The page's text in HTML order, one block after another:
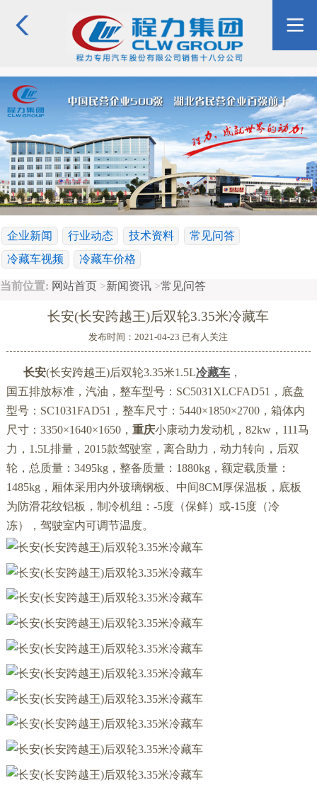
企业新闻 行业动态 技术资料
常见问答
冷藏车视频
冷藏车价格
当前位置: 网站首页 >新闻资讯 >常见问答
长安(长安跨越王)后双轮3.35米冷藏车
发布时间：2021-04-23 已有人关注
长安(长安跨越王)后双轮3.35米1.5L冷藏车，
国五排放标准，汽油，整车型号：SC5031XLCFAD51，底盘
型号：SC1031FAD51，整车尺寸：5440×1850×2700，箱体内
尺寸：3350×1640×1650， 重庆小康动力发动机，82kw，111马
力，1.5L排量，2015款驾驶室，离合助力，动力转向，后双
轮，总质量：3495kg，整备质量：1880kg，额定载质量：
1485kg，厢体采用内外玻璃钢板、中间8CM厚保温板，底板
为防滑花纹铝板，制冷机组：-5度（保鲜）或-15度（冷
冻），驾驶室内可调节温度。